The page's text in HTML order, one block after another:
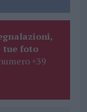
tue foto
+39